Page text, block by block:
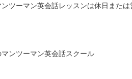
ツーマン英会話レッスンは休日また
ンツーマン英会話スクール